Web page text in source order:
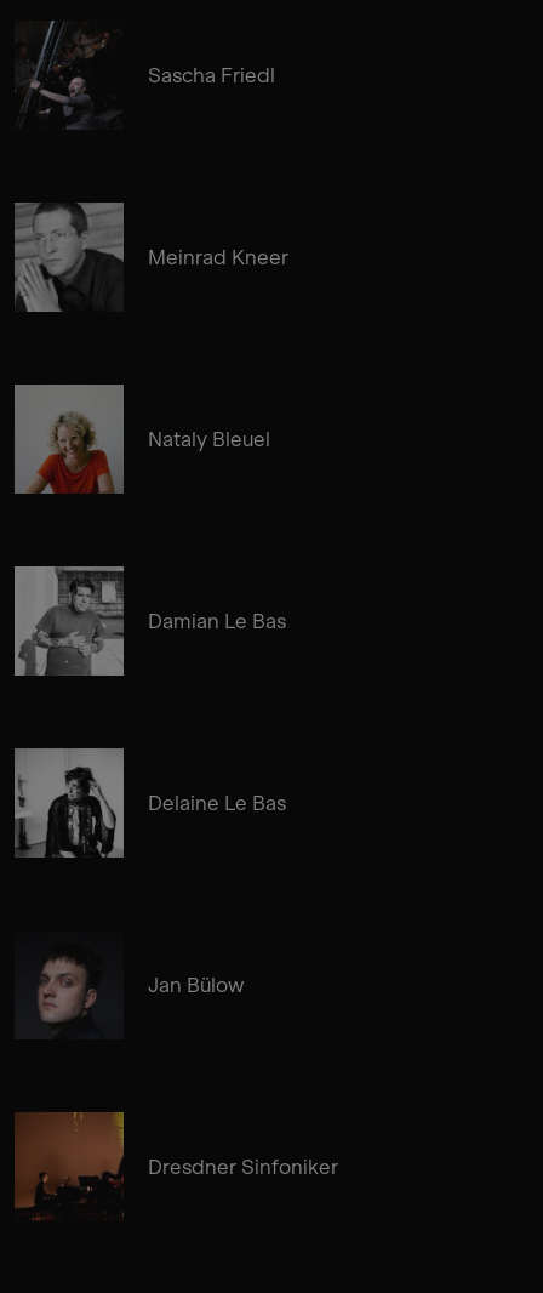
Sascha Friedl
Meinrad Kneer
Nataly Bleuel
Damian Le Bas
Delaine Le Bas
Jan Bülow
Dresdner Sinfoniker